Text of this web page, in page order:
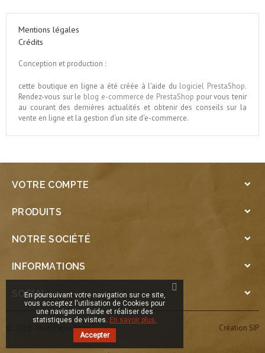
Mentions légales
Crédits
Conception et production :
cette boutique en ligne a été créée à l'aide du logiciel PrestaShop.
Rendez-vous sur le blog e-commerce de PrestaShop pour vous tenir
au courant des dernières actualités et obtenir des conseils sur la
vente en ligne et la gestion d'un site d'e-commerce.
VOTRE COMPTE 
PRODUITS 
NOTRE SOCIÉTÉ 
INFORMATIONS 
SOCIAL 
© 2026 - New Paper Shop Création SIP
En poursuivant votre navigation sur ce site,
vous acceptez l'utilisation de Cookies pour
une navigation fluide et réaliser des
statistiques de visites. En savoir plus.
Accepter